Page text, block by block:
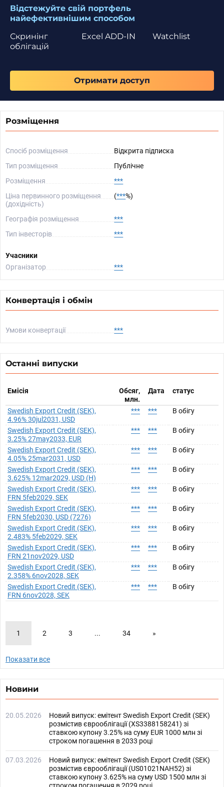
Відстежуйте свій портфель
найефективнішим способом
Скринінг
облігацій
Watchlist
Excel ADD-IN
Отримати доступ
Розміщення
Спосіб розміщення
Відкрита підписка
Тип розміщення
Публічне
Розміщення
***
Ціна первинного розміщення
(дохідність)
(***%)
Географія розміщення
***
Тип інвесторів
***
Учасники
Організатор
***
Конвертація і обмін
Умови конвертації ***
Останні випуски
Емісія
Обсяг,
млн.
Дата статус
Swedish Export Credit (SEK),
4.96% 30jul2031, USD
*** *** В обігу
Swedish Export Credit (SEK),
3.25% 27may2033, EUR
*** *** В обігу
Swedish Export Credit (SEK),
4.05% 25mar2031, USD
*** *** В обігу
Swedish Export Credit (SEK),
3.625% 12mar2029, USD (H)
*** *** В обігу
Swedish Export Credit (SEK),
FRN 5feb2029, SEK
*** *** В обігу
Swedish Export Credit (SEK),
FRN 5feb2030, USD (7276)
*** *** В обігу
Swedish Export Credit (SEK),
2.483% 5feb2029, SEK
*** *** В обігу
Swedish Export Credit (SEK),
FRN 21nov2029, USD
*** *** В обігу
Swedish Export Credit (SEK),
2.358% 6nov2028, SEK
*** *** В обігу
Swedish Export Credit (SEK),
FRN 6nov2028, SEK
*** *** В обігу
1 2 3 ... 34 »
Показати все
Новини
20.05.2026
Новий випуск: емітент Swedish Export Credit (SEK)
розмістив єврооблігації (XS3388158241) зі
ставкою купону 3.25% на суму EUR 1000 млн зі
строком погашення в 2033 році
07.03.2026
Новий випуск: емітент Swedish Export Credit (SEK)
розмістив єврооблігації (US01021NAH52) зі
ставкою купону 3.625% на суму USD 1500 млн зі